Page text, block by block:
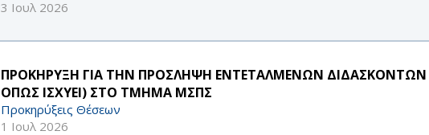
3 Ιουλ 2026
ΠΡΟΚΗΡΥΞΗ ΓΙΑ ΤΗΝ ΠΡΟΣΛΗΨΗ ΕΝΤΕΤΑΛΜΕΝΩΝ ΔΙΔΑΣΚΟΝΤΩΝ
ΟΠΩΣ ΙΣΧΥΕΙ) ΣΤΟ ΤΜΗΜΑ ΜΣΠΣ
Προκηρύξεις Θέσεων
1 Ιουλ 2026